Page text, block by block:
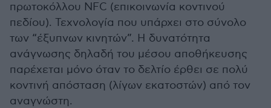
πρωτοκόλλου NFC (επικοινωνία κοντινού
πεδίου). Τεχνολογία που υπάρχει στο σύνολο
των “έξυπνων κινητών”. Η δυνατότητα
ανάγνωσης δηλαδή του μέσου αποθήκευσης
παρέχεται μόνο όταν το δελτίο έρθει σε πολύ
κοντινή απόσταση (λίγων εκατοστών) από τον
αναγνώστη.